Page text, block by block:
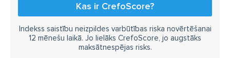
Kas ir CrefoScore?
Indekss saistību neizpildes varbūtības riska novērtēšanai
12 mēnešu laikā. Jo lielāks CrefoScore, jo augstāks
maksātnespējas risks.